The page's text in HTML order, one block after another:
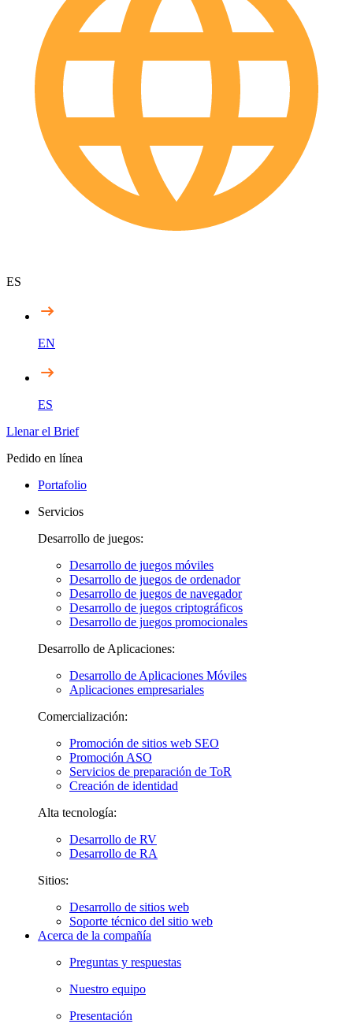
ES
EN
ES
Llenar el Brief
Pedido en línea
Portafolio
Servicios
Desarrollo de juegos:
Desarrollo de juegos móviles
Desarrollo de juegos de ordenador
Desarrollo de juegos de navegador
Desarrollo de juegos criptográficos
Desarrollo de juegos promocionales
Desarrollo de Aplicaciones:
Desarrollo de Aplicaciones Móviles
Aplicaciones empresariales
Comercialización:
Promoción de sitios web SEO
Promoción ASO
Servicios de preparación de ToR
Creación de identidad
Alta tecnología:
Desarrollo de RV
Desarrollo de RA
Sitios:
Desarrollo de sitios web
Soporte técnico del sitio web
Acerca de la compañía
Preguntas y respuestas
Nuestro equipo
Presentación